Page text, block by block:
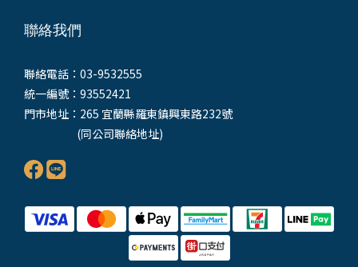
聯絡我們
聯絡電話：03-9532555
統一編號：93552421
門市地址：265 宜蘭縣羅東鎮興東路232號
(同公司聯絡地址)